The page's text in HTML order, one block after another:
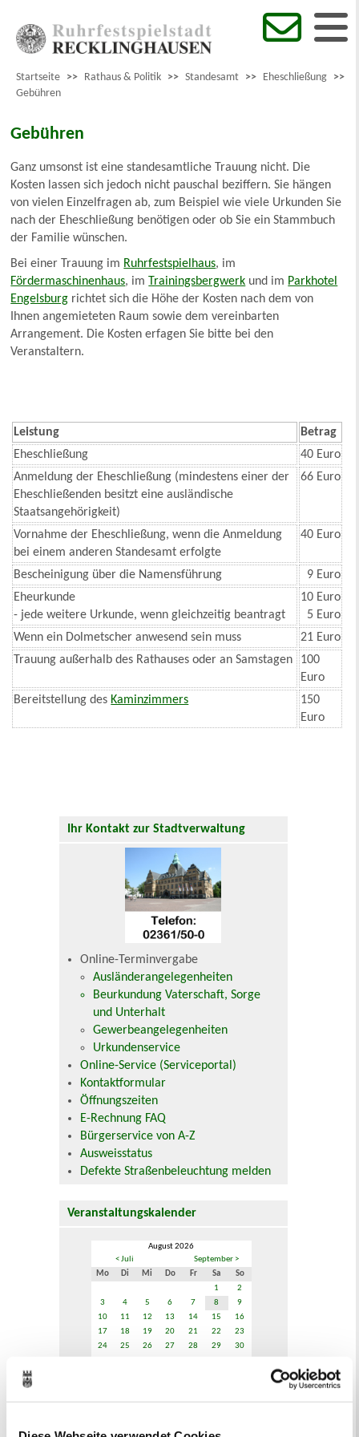
Startseite >> Rathaus & Politik >> Standesamt >> Eheschließung >>
Gebühren
Gebühren
Ganz umsonst ist eine standesamtliche Trauung nicht. Die
Kosten lassen sich jedoch nicht pauschal beziffern. Sie hängen
von vielen Einzelfragen ab, zum Beispiel wie viele Urkunden Sie
nach der Eheschließung benötigen oder ob Sie ein Stammbuch
der Familie wünschen.
Bei einer Trauung im Ruhrfestspielhaus, im
Fördermaschinenhaus, im Trainingsbergwerk und im Parkhotel
Engelsburg richtet sich die Höhe der Kosten nach dem von
Ihnen angemieteten Raum sowie dem vereinbarten
Arrangement. Die Kosten erfagen Sie bitte bei den
Veranstaltern.
Leistung
Betrag
Eheschließung
40 Euro
Anmeldung der Eheschließung (mindestens einer der
Eheschließenden besitzt eine ausländische
Staatsangehörigkeit)
66 Euro
Vornahme der Eheschließung, wenn die Anmeldung
bei einem anderen Standesamt erfolgte
40 Euro
Bescheinigung über die Namensführung
9 Euro
Eheurkunde
- jede weitere Urkunde, wenn gleichzeitig beantragt
10 Euro
5 Euro
Wenn ein Dolmetscher anwesend sein muss
21 Euro
Trauung außerhalb des Rathauses oder an Samstagen
100
Euro
Bereitstellung des Kaminzimmers
150
Euro
Ihr Kontakt zur Stadtverwaltung
Online-Terminvergabe
Ausländerangelegenheiten
Beurkundung Vaterschaft, Sorge
und Unterhalt
Gewerbeangelegenheiten
Urkundenservice
Online-Service (Serviceportal)
Kontaktformular
Öffnungszeiten
E-Rechnung FAQ
Bürgerservice von A-Z
Ausweisstatus
Defekte Straßenbeleuchtung melden
Veranstaltungskalender
August 2026
< Juli
September >
Mo
Di Mi Do Fr Sa
So
1
2
3
4 5 6 7 8
9
10
11 12 13 14 15
16
17
18 19 20 21 22
23
24
25 26 27 28 29
30